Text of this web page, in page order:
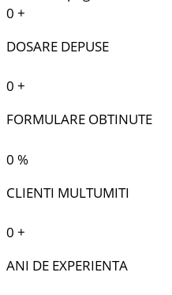
0 +
DOSARE DEPUSE
0 +
FORMULARE OBTINUTE
0 %
CLIENTI MULTUMITI
0 +
ANI DE EXPERIENTA